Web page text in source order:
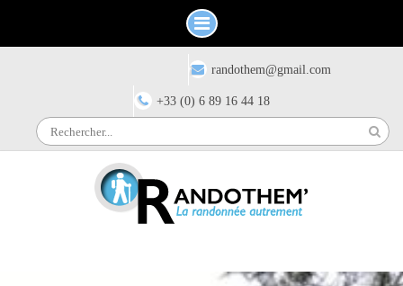
randothem@gmail.com
+33 (0) 6 89 16 44 18
for: